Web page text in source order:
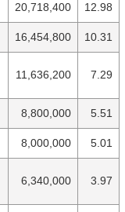
20,718,400 12.98
16,454,800 10.31
11,636,200 7.29
8,800,000 5.51
8,000,000 5.01
6,340,000 3.97